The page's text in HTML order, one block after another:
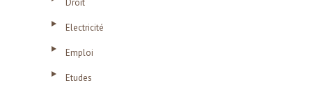
Electricité
Emploi
Etudes